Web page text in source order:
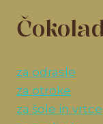
za odrasle
za otroke
za šole in vrtce